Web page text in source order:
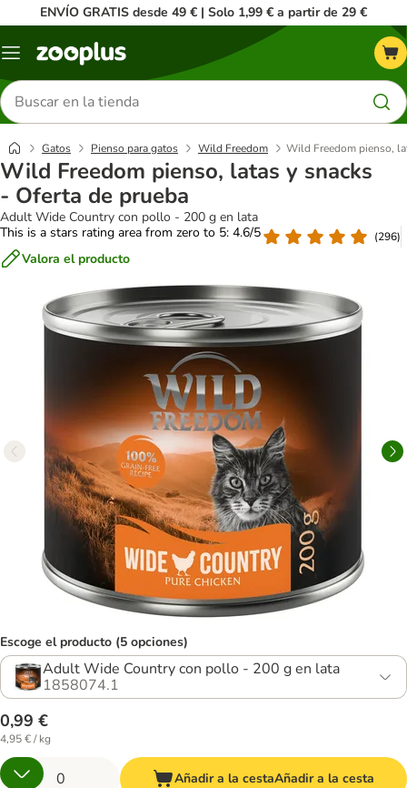
ENVÍO GRATIS desde 49 € | Solo 1,99 € a partir de 29 €
Menú
Buscar
productos
Gatos Pienso para gatos Wild Freedom Wild Freedom pienso,
Wild Freedom pienso, latas y snacks
- Oferta de prueba
Adult Wide Country con pollo - 200 g en lata
This is a stars rating area from zero to 5: 4.6/5
(296)
Valora el producto
Escoge el producto (5 opciones)
Adult Wide Country con pollo - 200 g en lata
1858074.1
0,99 €
4,95 € / kg
Añadir a la cestaAñadir a la cesta